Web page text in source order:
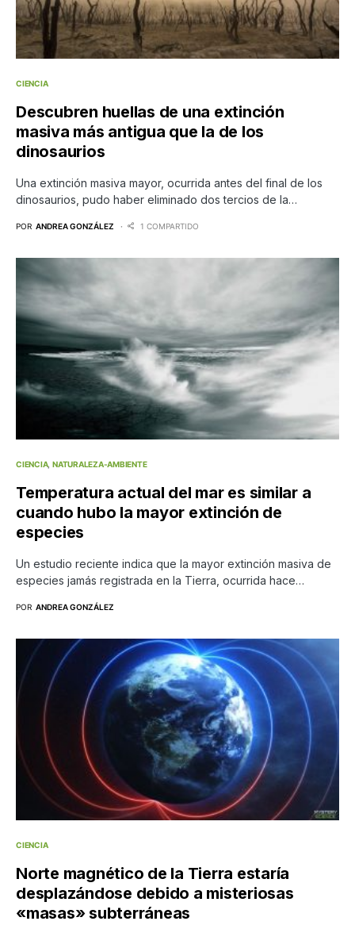
CIENCIA
Descubren huellas de una extinción
masiva más antigua que la de los
dinosaurios
Una extinción masiva mayor, ocurrida antes del final de los
dinosaurios, pudo haber eliminado dos tercios de la…
POR ANDREA GONZÁLEZ 1 COMPARTIDO
CIENCIA NATURALEZA-AMBIENTE
Temperatura actual del mar es similar a
cuando hubo la mayor extinción de
especies
Un estudio reciente indica que la mayor extinción masiva de
especies jamás registrada en la Tierra, ocurrida hace…
POR ANDREA GONZÁLEZ
CIENCIA
Norte magnético de la Tierra estaría
desplazándose debido a misteriosas
«masas» subterráneas